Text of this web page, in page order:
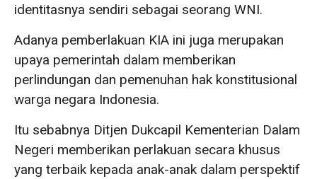
identitasnya sendiri sebagai seorang WNI.
Adanya pemberlakuan KIA ini juga merupakan
upaya pemerintah dalam memberikan
perlindungan dan pemenuhan hak konstitusional
warga negara Indonesia.
Itu sebabnya Ditjen Dukcapil Kementerian Dalam
Negeri memberikan perlakuan secara khusus
yang terbaik kepada anak-anak dalam perspektif